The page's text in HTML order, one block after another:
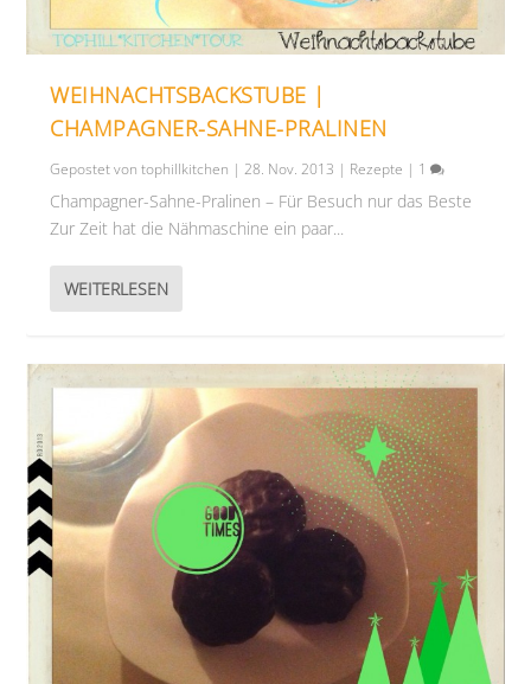
WEIHNACHTSBACKSTUBE |
CHAMPAGNER-SAHNE-PRALINEN
Gepostet vontophillkitchen |28. Nov. 2013 | Rezepte | 1
Champagner-Sahne-Pralinen – Für Besuch nur das Beste
Zur Zeit hat die Nähmaschine ein paar...
WEITERLESEN